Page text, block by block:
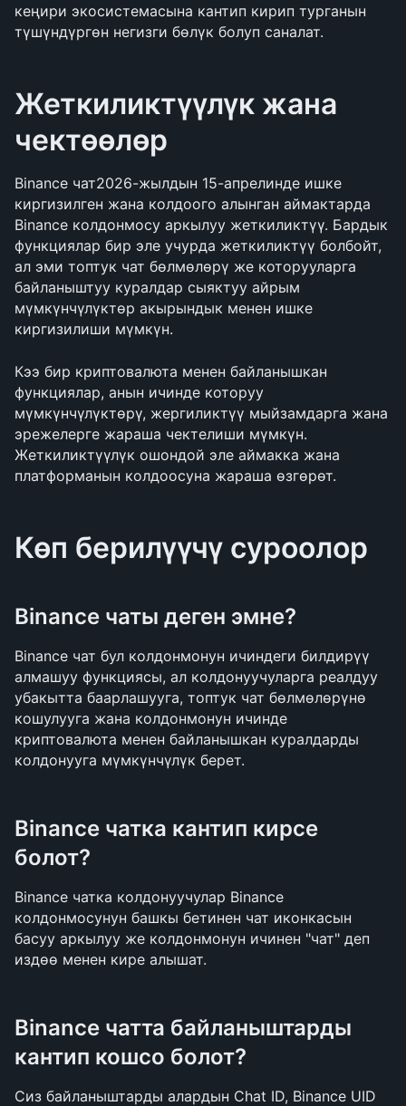
кеңири экосистемасына кантип кирип турганын
түшүндүргөн негизги бөлүк болуп саналат.
Жеткиликтүүлүк жана
чектөөлөр
Binance чат2026-жылдын 15-апрелинде ишке
киргизилген жана колдоого алынган аймактарда
Binance колдонмосу аркылуу жеткиликтүү. Бардык
функциялар бир эле учурда жеткиликтүү болбойт,
ал эми топтук чат бөлмөлөрү же которууларга
байланыштуу куралдар сыяктуу айрым
мүмкүнчүлүктөр акырындык менен ишке
киргизилиши мүмкүн.
Кээ бир криптовалюта менен байланышкан
функциялар, анын ичинде которуу
мүмкүнчүлүктөрү, жергиликтүү мыйзамдарга жана
эрежелерге жараша чектелиши мүмкүн.
Жеткиликтүүлүк ошондой эле аймакка жана
платформанын колдоосуна жараша өзгөрөт.
Көп берилүүчү суроолор
Binance чаты деген эмне?
Binance чат бул колдонмонун ичиндеги билдирүү
алмашуу функциясы, ал колдонуучуларга реалдуу
убакытта баарлашууга, топтук чат бөлмөлөрүнө
кошулууга жана колдонмонун ичинде
криптовалюта менен байланышкан куралдарды
колдонууга мүмкүнчүлүк берет.
Binance чатка кантип кирсе
болот?
Binance чатка колдонуучулар Binance
колдонмосунун башкы бетинен чат иконкасын
басуу аркылуу же колдонмонун ичинен "чат" деп
издөө менен кире алышат.
Binance чатта байланыштарды
кантип кошсо болот?
Сиз байланыштарды алардын Chat ID, Binance UID